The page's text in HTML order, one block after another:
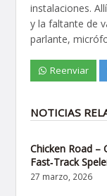
instalaciones.
y la faltante de
parlante,
Reenviar
NOTICIAS
Chicken Road –
Fast‑Track
27 marzo, 2026